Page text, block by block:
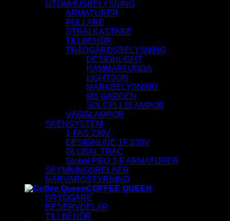
UTOMHUSBELYSNING
ARMATURER
POLLARE
STRÅLKASTARE
TILLBEHÖR
TRÄDGÅRDSBELYSNING
DESIGNLIGHT
HAMMARLUNDA
LIGHTSON
MARKBELYSNING
MB GARDEN
SOLCELLSLAMPOR
VÄGGLAMPOR
SKENSYSTEM
1-FAS 230V
DESIGNLINE 1F 230V
GLOBAL TRAC
Global PRO 3-F ARMATURER
SKYMNINGSRELÄER
NÄRVAROSTYRNING
COFFEE QUEEN
BRYGGARE
RESERVDELAR
TILLBEHÖR